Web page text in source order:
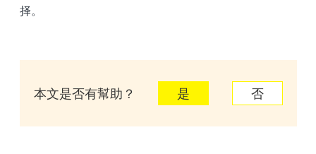
择。
本文是否有幫助？ 是 否